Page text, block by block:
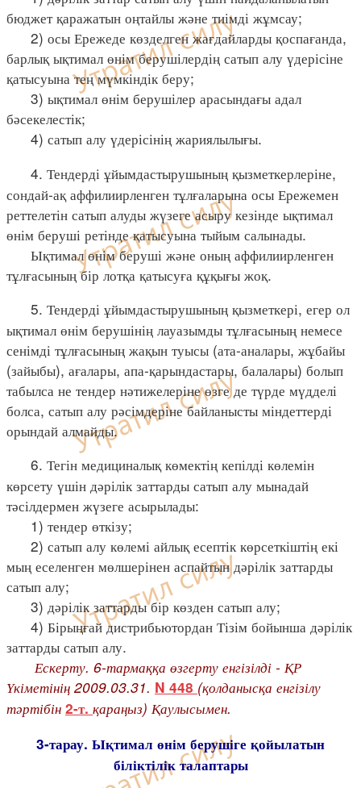
бюджет қаражатын оңтайлы және тиімді жұмсау;
2) осы Ережеде көзделген жағдайларды қоспағанда,
барлық ықтимал өнім берушілердің сатып алу үдерісіне
қатысуына тең мүмкіндік беру;
3) ықтимал өнім берушілер арасындағы адал
бәсекелестік;
4) сатып алу үдерісінің жариялылығы.
4. Тендерді ұйымдастырушының қызметкерлеріне,
сондай-ақ аффилиирленген тұлғаларына осы Ережемен
реттелетін сатып алуды жүзеге асыру кезінде ықтимал
өнім беруші ретінде қатысуына тыйым салынады.
Ықтимал өнім беруші және оның аффилиирленген
тұлғасының бір лотқа қатысуға құқығы жоқ.
5. Тендерді ұйымдастырушының қызметкері, егер ол
ықтимал өнім берушінің лауазымды тұлғасының немесе
сенімді тұлғасының жақын туысы (ата-аналары, жұбайы
(зайыбы), ағалары, апа-қарындастары, балалары) болып
табылса не тендер нәтижелеріне өзге де түрде мүдделі
болса, сатып алу рәсімдеріне байланысты міндеттерді
орындай алмайды.
6. Тегін медициналық көмектің кепілді көлемін
көрсету үшін дәрілік заттарды сатып алу мынадай
тәсілдермен жүзеге асырылады:
1) тендер өткізу;
2) сатып алу көлемі айлық есептік көрсеткіштің екі
мың еселенген мөлшерінен аспайтын дәрілік заттарды
сатып алу;
3) дәрілік заттарды бір көзден сатып алу;
4) Бірыңғай дистрибьютордан Тізім бойынша дәрілік
заттарды сатып алу.
Ескерту. 6-тармаққа өзгерту енгізілді - ҚР
Үкіметінің 2009.03.31. N 448 (қолданысқа енгізілу
тәртібін 2-т. қараңыз) Қаулысымен.
3-тарау. Ықтимал өнім берушіге қойылатын
біліктілік талаптары